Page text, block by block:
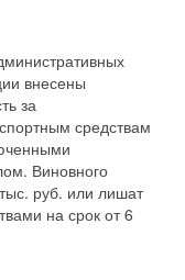
внесены
за
средствам
Виновного
руб. или лишат
на срок от 6